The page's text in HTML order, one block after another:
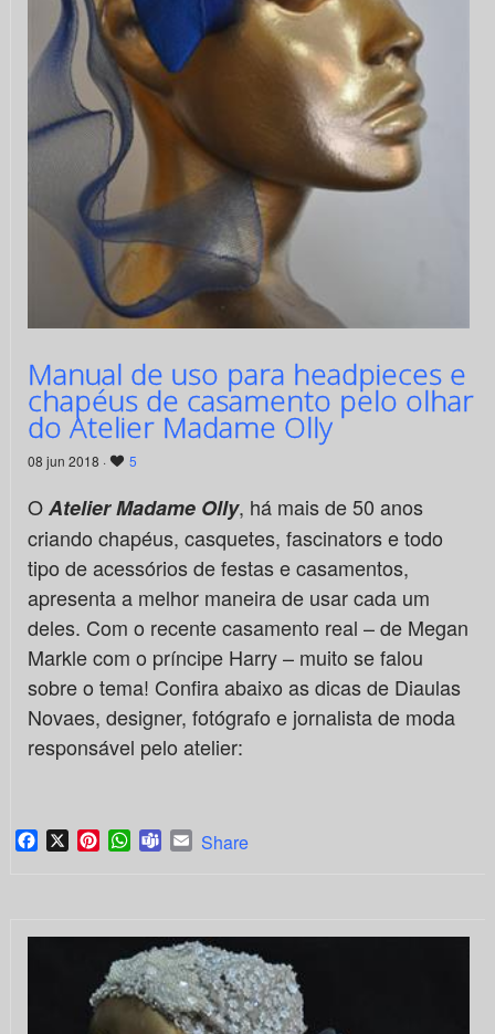
Manual de uso para headpieces e
chapéus de casamento pelo olhar
do Atelier Madame Olly
08 jun 2018 · 5
OAtelier Madame Olly, há mais de 50 anos
criando chapéus, casquetes, fascinators e todo
tipo de acessórios de festas e casamentos,
apresenta a melhor maneira de usar cada um
deles. Com o recente casamento real – de Megan
Markle com o príncipe Harry – muito se falou
sobre o tema! Confira abaixo as dicas de Diaulas
Novaes, designer, fotógrafo e jornalista de moda
responsável pelo atelier:
Facebook
X PinterestWhatsApp
TeamsEmail
Share